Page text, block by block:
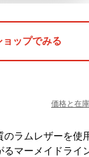
ョップでみる
価格と在
のラムレザーを使
マーメイドライ